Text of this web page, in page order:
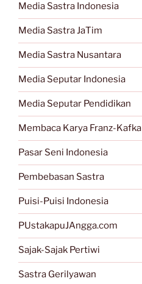
Media Sastra Indonesia
Media Sastra JaTim
Media Sastra Nusantara
Media Seputar Indonesia
Media Seputar Pendidikan
Membaca Karya Franz-Kafka
Pasar Seni Indonesia
Pembebasan Sastra
Puisi-Puisi Indonesia
PUstakapuJAngga.com
Sajak-Sajak Pertiwi
Sastra Gerilyawan